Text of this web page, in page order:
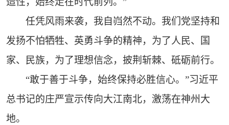
任凭风雨来袭，我自岿然不动。我们党坚持和
发扬不怕牺牲、英勇斗争的精神，为了人民、国
家、民族，为了理想信念，披荆斩棘、砥砺前行。
“敢于善于斗争，始终保持必胜信心。”习近平
总书记的庄严宣示传向大江南北，激荡在神州大
地。